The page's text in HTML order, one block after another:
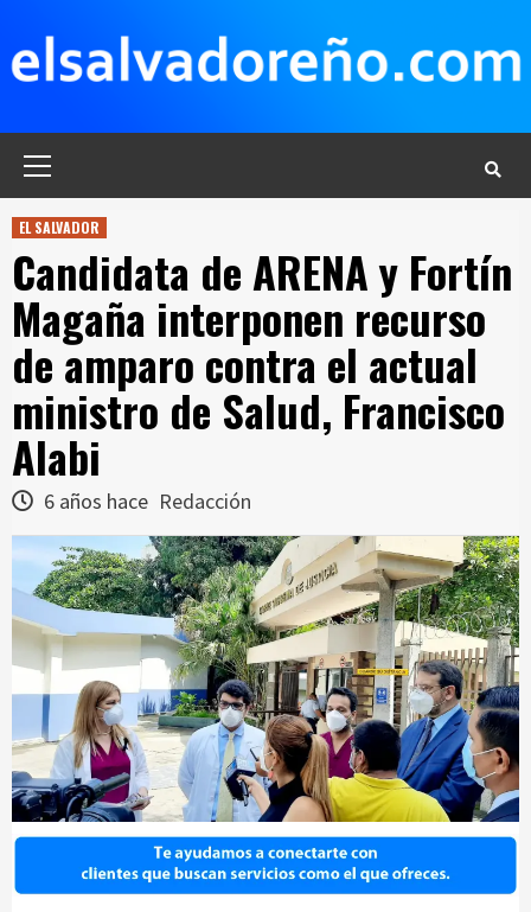
contenido
EL SALVADOR
Candidata de ARENA y Fortín
Magaña interponen recurso
de amparo contra el actual
ministro de Salud, Francisco
Alabi
6 años hace Redacción